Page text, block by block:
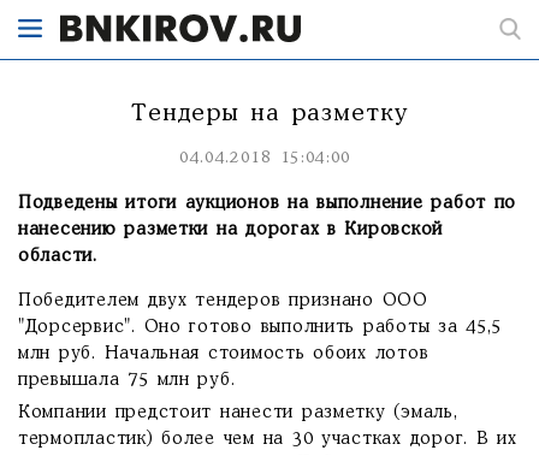
Тендеры на разметку
04.04.2018 15:04:00
Подведены итоги аукционов на выполнение работ по
нанесению разметки на дорогах в Кировской
области.
Победителем двух тендеров признано ООО
"Дорсервис". Оно готово выполнить работы за 45,5
млн руб. Начальная стоимость обоих лотов
превышала 75 млн руб.
Компании предстоит нанести разметку (эмаль,
термопластик) более чем на 30 участках дорог. В их